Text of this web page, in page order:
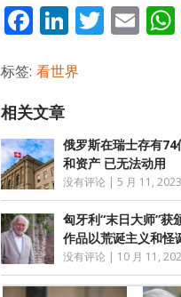
Facebook
标签: 看世界
俄罗斯在瑞士存有
和资产 已无法动用
没有评论 | 5 月 11, 2023
匈牙利“末日大师”获
作品以荒诞主义和怪
没有评论 | 10 月 11,